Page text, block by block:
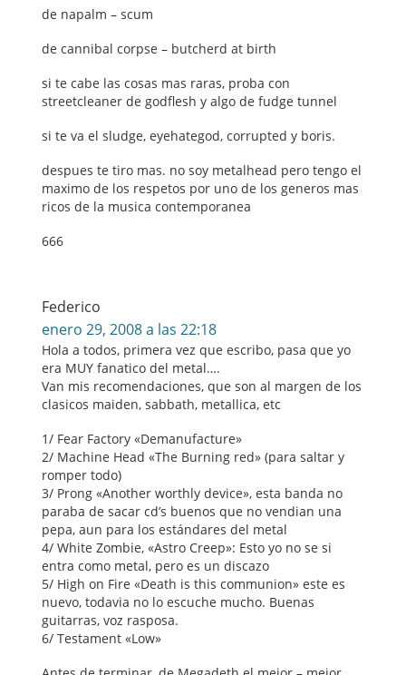
de napalm – scum
de cannibal corpse – butcherd at birth
si te cabe las cosas mas raras, proba con
streetcleaner de godflesh y algo de fudge tunnel
si te va el sludge, eyehategod, corrupted y boris.
despues te tiro mas. no soy metalhead pero tengo el
maximo de los respetos por uno de los generos mas
ricos de la musica contemporanea
666
Federico
enero 29, 2008 a las 22:18
Hola a todos, primera vez que escribo, pasa que yo
era MUY fanatico del metal….
Van mis recomendaciones, que son al margen de los
clasicos maiden, sabbath, metallica, etc
1/ Fear Factory «Demanufacture»
2/ Machine Head «The Burning red» (para saltar y
romper todo)
3/ Prong «Another worthly device», esta banda no
paraba de sacar cd’s buenos que no vendian una
pepa, aun para los estándares del metal
4/ White Zombie, «Astro Creep»: Esto yo no se si
entra como metal, pero es un discazo
5/ High on Fire «Death is this communion» este es
nuevo, todavia no lo escuche mucho. Buenas
guitarras, voz rasposa.
6/ Testament «Low»